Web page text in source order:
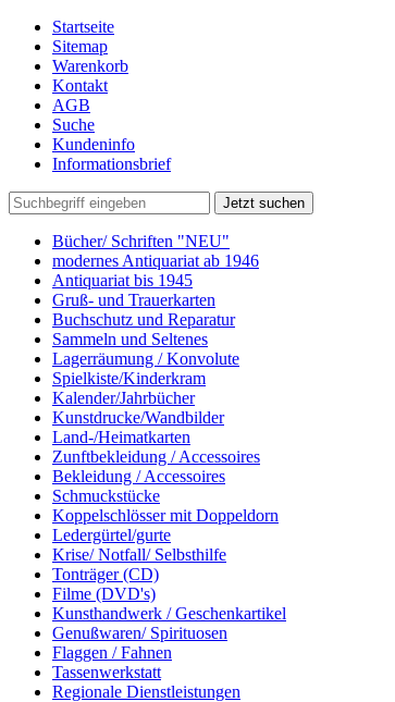
Startseite
Sitemap
Warenkorb
Kontakt
AGB
Suche
Kundeninfo
Informationsbrief
Jetzt suchen
Bücher/ Schriften "NEU"
modernes Antiquariat ab 1946
Antiquariat bis 1945
Gruß- und Trauerkarten
Buchschutz und Reparatur
Sammeln und Seltenes
Lagerräumung / Konvolute
Spielkiste/Kinderkram
Kalender/Jahrbücher
Kunstdrucke/Wandbilder
Land-/Heimatkarten
Zunftbekleidung / Accessoires
Bekleidung / Accessoires
Schmuckstücke
Koppelschlösser mit Doppeldorn
Ledergürtel/gurte
Krise/ Notfall/ Selbsthilfe
Tonträger (CD)
Filme (DVD's)
Kunsthandwerk / Geschenkartikel
Genußwaren/ Spirituosen
Flaggen / Fahnen
Tassenwerkstatt
Regionale Dienstleistungen